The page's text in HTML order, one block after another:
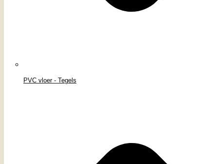
PVC vloer - Tegels